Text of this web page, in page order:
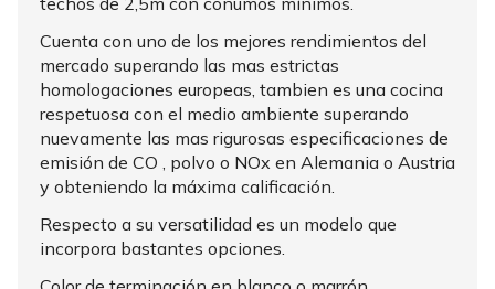
Cuenta con uno de los mejores rendimientos del
mercado superando las mas estrictas
homologaciones europeas, tambien es una cocina
respetuosa con el medio ambiente superando
nuevamente las mas rigurosas especificaciones de
emisión de CO , polvo o NOx en Alemania o Austria
y obteniendo la máxima calificación.
Respecto a su versatilidad es un modelo que
incorpora bastantes opciones.